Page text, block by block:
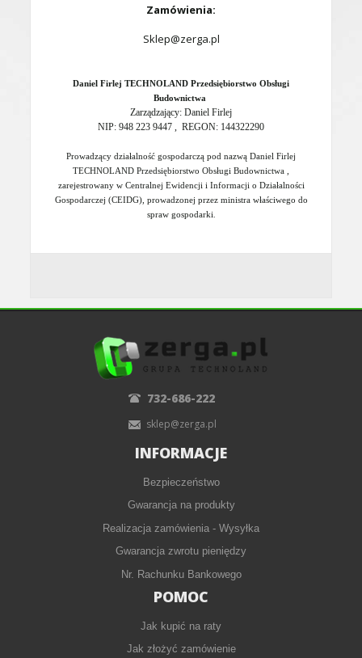
Zamówienia:
Sklep@zerga.pl
Daniel Firlej TECHNOLAND Przedsiębiorstwo Obsługi
Budownictwa
Zarządzający: Daniel Firlej
NIP: 948 223 9447 , REGON: 144322290
Prowadzący działalność gospodarczą pod nazwą Daniel Firlej
TECHNOLAND Przedsiębiorstwo Obsługi Budownictwa ,
zarejestrowany w Centralnej Ewidencji i Informacji o Działalności
Gospodarczej (CEIDG), prowadzonej przez ministra właściwego do
spraw gospodarki
732-686-222
sklep@zerga.pl
INFORMACJE
Bezpieczeństwo
Gwarancja na produkty
Realizacja zamówienia - Wysyłka
Gwarancja zwrotu pieniędzy
Nr. Rachunku Bankowego
POMOC
Jak kupić na raty
Jak złożyć zamówienie